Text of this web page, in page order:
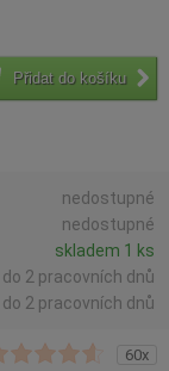
Přidat do košíku
nedostupné
nedostupné
skladem 1 ks
do 2 pracovních dnů
do 2 pracovních dnů
60x